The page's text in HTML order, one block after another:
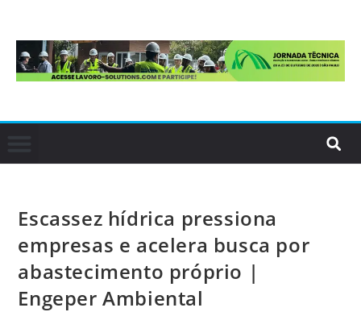
Escassez hídrica pressiona
empresas e acelera busca por
abastecimento próprio |
Engeper Ambiental